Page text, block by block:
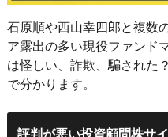
石原順や西山幸四郎と複数
ア露出の多い現役ファンド
は怪しい、詐欺、騙された
で分かります。
評判が悪い投資顧問株サ